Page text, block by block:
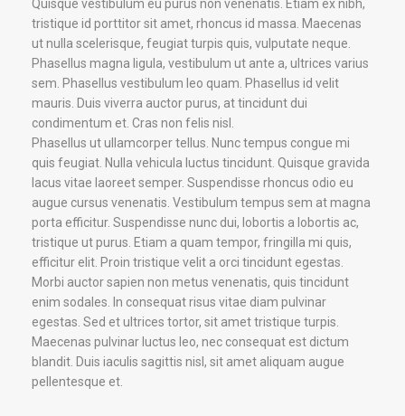
Quisque vestibulum eu purus non venenatis. Etiam ex nibh,
tristique id porttitor sit amet, rhoncus id massa. Maecenas
ut nulla scelerisque, feugiat turpis quis, vulputate neque.
Phasellus magna ligula, vestibulum ut ante a, ultrices varius
sem. Phasellus vestibulum leo quam. Phasellus id velit
mauris. Duis viverra auctor purus, at tincidunt dui
condimentum et. Cras non felis nisl.
Phasellus ut ullamcorper tellus. Nunc tempus congue mi
quis feugiat. Nulla vehicula luctus tincidunt. Quisque gravida
lacus vitae laoreet semper. Suspendisse rhoncus odio eu
augue cursus venenatis. Vestibulum tempus sem at magna
porta efficitur. Suspendisse nunc dui, lobortis a lobortis ac,
tristique ut purus. Etiam a quam tempor, fringilla mi quis,
efficitur elit. Proin tristique velit a orci tincidunt egestas.
Morbi auctor sapien non metus venenatis, quis tincidunt
enim sodales. In consequat risus vitae diam pulvinar
egestas. Sed et ultrices tortor, sit amet tristique turpis.
Maecenas pulvinar luctus leo, nec consequat est dictum
blandit. Duis iaculis sagittis nisl, sit amet aliquam augue
pellentesque et.